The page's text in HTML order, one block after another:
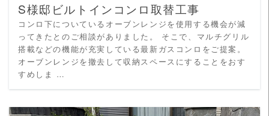
S様邸ビルトインコンロ取替工事
コンロ下についているオーブンレンジを使用する機会が減
ってきたとのご相談がありました。 そこで、マルチグリル
搭載などの機能が充実している最新ガスコンロをご提案。
オーブンレンジを撤去して収納スペースにすることをおす
すめしま …